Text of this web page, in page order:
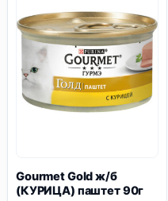
биточки
90г
Gourmet Gold ж/б
(КУРИЦА) паштет 90г